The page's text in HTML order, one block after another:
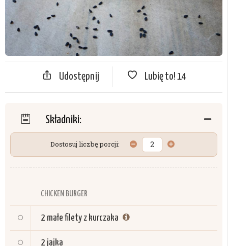
Udostępnij Lubię to! 14
Składniki:
Dostosuj liczbę porcji:
CHICKEN BURGER
2 małe filety z kurczaka
2 jajka